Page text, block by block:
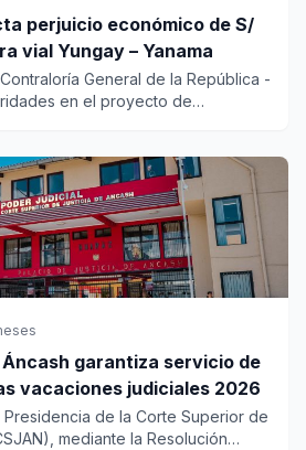
perjuicio económico de S/
vial Yungay – Yanama
General de la República -
en el proyecto de
garantiza servicio de
vacaciones judiciales 2026
Presidencia de la Corte Superior de
mediante la Resolución